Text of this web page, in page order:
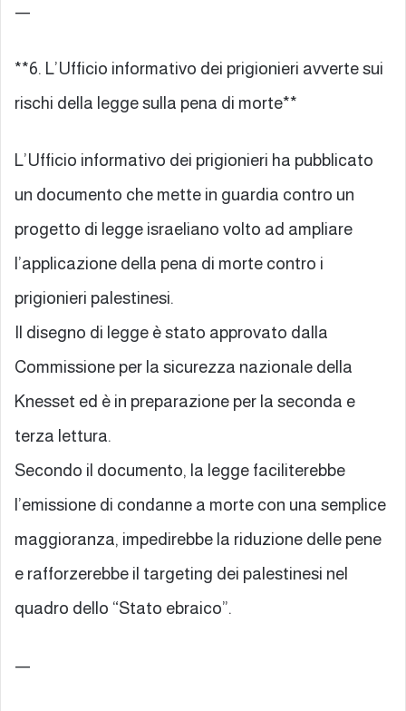
—
**6. L’Ufficio informativo dei prigionieri avverte sui
rischi della legge sulla pena di morte**
L’Ufficio informativo dei prigionieri ha pubblicato
un documento che mette in guardia contro un
progetto di legge israeliano volto ad ampliare
l’applicazione della pena di morte contro i
prigionieri palestinesi.
Il disegno di legge è stato approvato dalla
Commissione per la sicurezza nazionale della
Knesset ed è in preparazione per la seconda e
terza lettura.
Secondo il documento, la legge faciliterebbe
l’emissione di condanne a morte con una semplice
maggioranza, impedirebbe la riduzione delle pene
e rafforzerebbe il targeting dei palestinesi nel
quadro dello “Stato ebraico”.
—